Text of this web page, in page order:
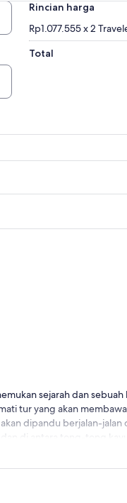
Rincian harga
Rp1.077.555 x 2
Total
sejarah dan
tur yang akan
dipandu berjalan-
di antara tong-tong
di Montepulciano
dan Terrarossa
6 label di tempat yang